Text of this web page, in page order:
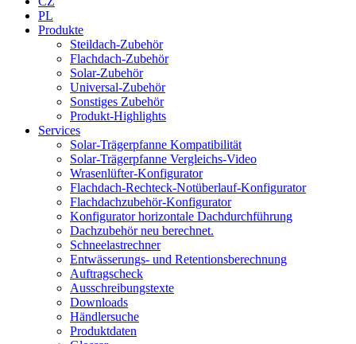
PL
Produkte
Steildach-Zubehör
Flachdach-Zubehör
Solar-Zubehör
Universal-Zubehör
Sonstiges Zubehör
Produkt-Highlights
Services
Solar-Trägerpfanne Kompatibilität
Solar-Trägerpfanne Vergleichs-Video
Wrasenlüfter-Konfigurator
Flachdach-Rechteck-Notüberlauf-Konfigurator
Flachdachzubehör-Konfigurator
Konfigurator horizontale Dachdurchführung
Dachzubehör neu berechnet.
Schneelastrechner
Entwässerungs- und Retentionsberechnung
Auftragscheck
Ausschreibungstexte
Downloads
Händlersuche
Produktdaten